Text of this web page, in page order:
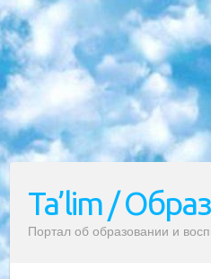
Ta’lim /
Портал об образовании и